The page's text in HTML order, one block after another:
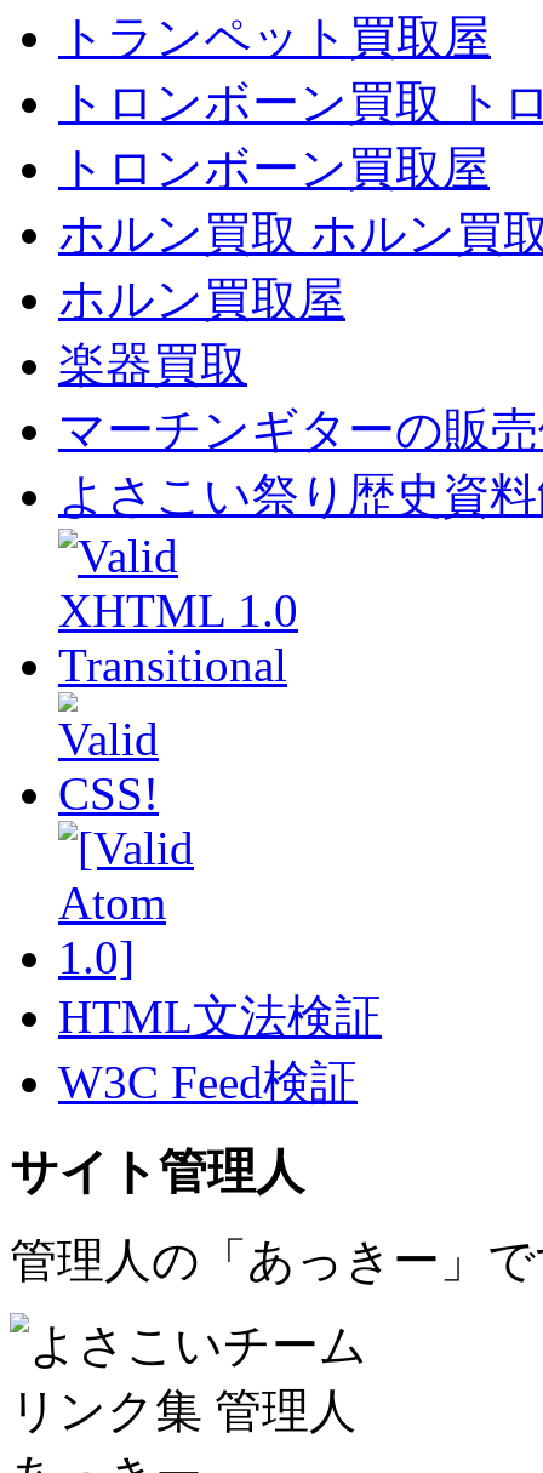
トランペット買取屋
トロンボーン買取 ト
トロンボーン買取屋
ホルン買取 ホルン買
ホルン買取屋
楽器買取
マーチンギターの販
よさこい祭り歴史資
HTML文法検証
W3C Feed検証
サイト管理人
管理人の「あっきー」